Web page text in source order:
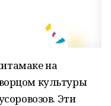
на
культуры
Эти